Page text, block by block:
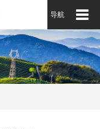
导航